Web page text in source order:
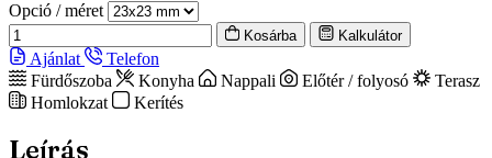
Opció / méret
Kosárba Kalkulátor
Ajánlat
Telefon
Fürdőszoba
Konyha Nappali Előtér / folyosó
Terasz
Homlokzat
Kerítés
Leírás